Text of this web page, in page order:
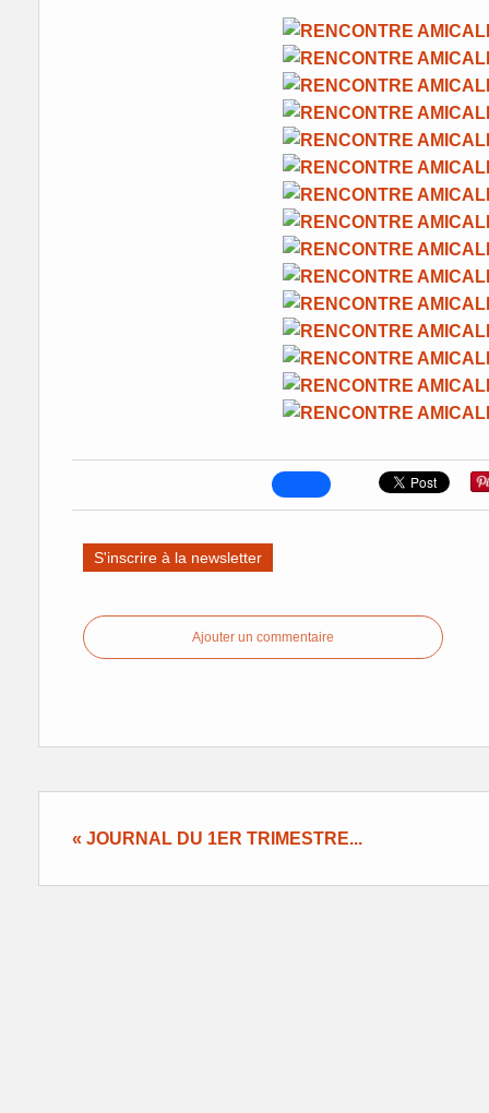
S'inscrire à la newsletter
Ajouter un commentaire
« JOURNAL DU 1ER TRIMESTRE...